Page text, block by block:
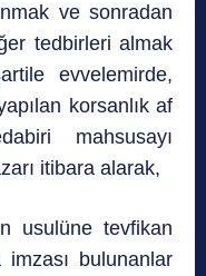
ve sonradan
tedbirleri almak
evvelemirde,
korsanlık af
mahsusayı
itibara alarak,
usulüne tevfikan
bulunanlar